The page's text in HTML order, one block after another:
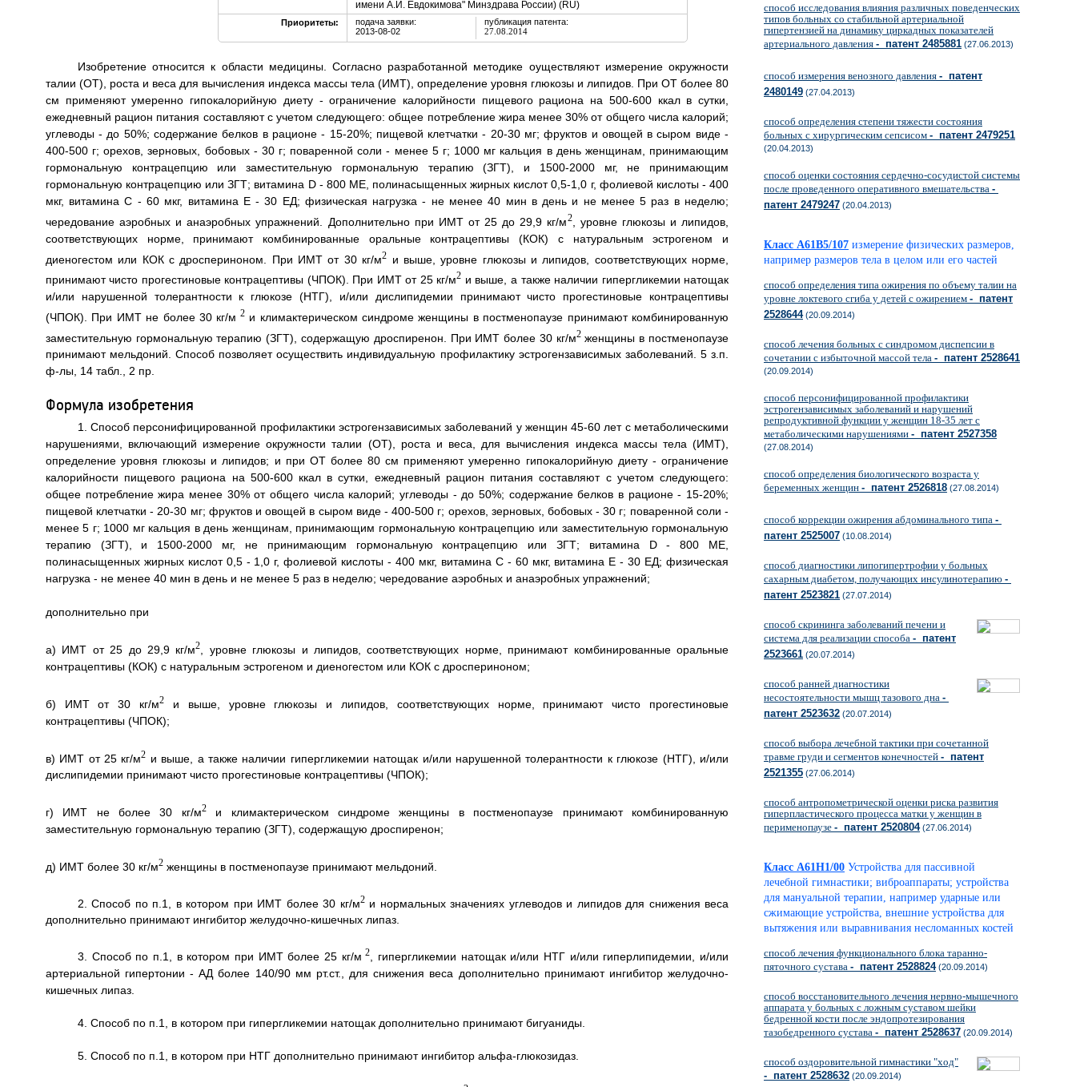
имени А.И. Евдокимова" Минздрава России) (RU)
Приоритеты:
подача заявки:
2013-08-02
публикация патента:
27.08.2014
Изобретение относится к области медицины. Согласно разработанной методике оуществляют измерение окружности
талии (ОТ), роста и веса для вычисления индекса массы тела (ИМТ), определение уровня глюкозы и липидов. При ОТ более 80
см применяют умеренно гипокалорийную диету - ограничение калорийности пищевого рациона на 500-600 ккал в сутки,
ежедневный рацион питания составляют с учетом следующего: общее потребление жира менее 30% от общего числа калорий;
углеводы - до 50%; содержание белков в рационе - 15-20%; пищевой клетчатки - 20-30 мг; фруктов и овощей в сыром виде -
400-500 г; орехов, зерновых, бобовых - 30 г; поваренной соли - менее 5 г; 1000 мг кальция в день женщинам, принимающим
гормональную контрацепцию или заместительную гормональную терапию (ЗГТ), и 1500-2000 мг, не принимающим
гормональную контрацепцию или ЗГТ; витамина D - 800 ME, полинасыщенных жирных кислот 0,5-1,0 г, фолиевой кислоты - 400
мкг, витамина С - 60 мкг, витамина Е - 30 ЕД; физическая нагрузка - не менее 40 мин в день и не менее 5 раз в неделю;
чередование аэробных и анаэробных упражнений. Дополнительно при ИМТ от 25 до 29,9 кг/м2, уровне глюкозы и липидов,
соответствующих норме, принимают комбинированные оральные контрацептивы (КОК) с натуральным эстрогеном и
диеногестом или КОК с дроспериноном. При ИМТ от 30 кг/м2
и выше, уровне глюкозы и липидов, соответствующих норме,
принимают чисто прогестиновые контрацептивы (ЧПОК). При ИМТ от 25 кг/м2 и выше, а также наличии гипергликемии натощак
и/или нарушенной толерантности к глюкозе (НТГ), и/или дислипидемии принимают чисто прогестиновые контрацептивы
(ЧПОК). При ИМТ не более 30 кг/м 2и климактерическом синдроме женщины в постменопаузе принимают комбинированную
заместительную гормональную терапию (ЗГТ), содержащую дроспиренон. При ИМТ более 30 кг/м2женщины в постменопаузе
принимают мельдоний. Способ позволяет осуществить индивидуальную профилактику эстрогензависимых заболеваний. 5 з.п.
ф-лы, 14 табл., 2 пр.
Формула изобретения
1. Способ персонифицированной профилактики эстрогензависимых заболеваний у женщин 45-60 лет с метаболическими
нарушениями, включающий измерение окружности талии (ОТ), роста и веса, для вычисления индекса массы тела (ИМТ),
определение уровня глюкозы и липидов; и при ОТ более 80 см применяют умеренно гипокалорийную диету - ограничение
калорийности пищевого рациона на 500-600 ккал в сутки, ежедневный рацион питания составляют с учетом следующего:
общее потребление жира менее 30% от общего числа калорий; углеводы - до 50%; содержание белков в рационе - 15-20%;
пищевой клетчатки - 20-30 мг; фруктов и овощей в сыром виде - 400-500 г; орехов, зерновых, бобовых - 30 г; поваренной соли -
менее 5 г; 1000 мг кальция в день женщинам, принимающим гормональную контрацепцию или заместительную гормональную
терапию (ЗГТ), и 1500-2000 мг, не принимающим гормональную контрацепцию или ЗГТ; витамина D - 800 ME,
полинасыщенных жирных кислот 0,5 - 1,0 г, фолиевой кислоты - 400 мкг, витамина С - 60 мкг, витамина Е - 30 ЕД; физическая
нагрузка - не менее 40 мин в день и не менее 5 раз в неделю; чередование аэробных и анаэробных упражнений;
дополнительно при
а) ИМТ от 25 до 29,9 кг/м2
, уровне глюкозы и липидов, соответствующих норме, принимают комбинированные оральные
контрацептивы (КОК) с натуральным эстрогеном и диеногестом или КОК с дроспериноном;
б) ИМТ от 30 кг/м2
и выше, уровне глюкозы и липидов, соответствующих норме, принимают чисто прогестиновые
контрацептивы (ЧПОК);
в) ИМТ от 25 кг/м2 и выше, а также наличии гипергликемии натощак и/или нарушенной толерантности к глюкозе (НТГ), и/или
дислипидемии принимают чисто прогестиновые контрацептивы (ЧПОК);
г) ИМТ не более 30 кг/м2и климактерическом синдроме женщины в постменопаузе принимают комбинированную
заместительную гормональную терапию (ЗГТ), содержащую дроспиренон;
д) ИМТ более 30 кг/м2женщины в постменопаузе принимают мельдоний.
2. Способ по п.1, в котором при ИМТ более 30 кг/м2и нормальных значениях углеводов и липидов для снижения веса
дополнительно принимают ингибитор желудочно-кишечных липаз.
3. Способ по п.1, в котором при ИМТ более 25 кг/м 2
, гипергликемии натощак и/или НТГ и/или гиперлипидемии, и/или
артериальной гипертонии - АД более 140/90 мм рт.ст., для снижения веса дополнительно принимают ингибитор желудочно-
кишечных липаз.
4. Способ по п.1, в котором при гипергликемии натощак дополнительно принимают бигуаниды.
5. Способ по п.1, в котором при НТГ дополнительно принимают ингибитор альфа-глюкозидаз.
способ исследования влияния различных поведенческих
типов больных со стабильной артериальной
гипертензией на динамику циркадных показателей
артериального давления - патент 2485881 (27.06.2013)
способ измерения венозного давления - патент
2480149 (27.04.2013)
способ определения степени тяжести состояния
больных с хирургическим сепсисом - патент 2479251
(20.04.2013)
способ оценки состояния сердечно-сосудистой системы
после проведенного оперативного вмешательства -
патент 2479247 (20.04.2013)
Класс A61B5/107 измерение физических размеров,
например размеров тела в целом или его частей
способ определения типа ожирения по объему талии на
уровне локтевого сгиба у детей с ожирением - патент
2528644(20.09.2014)
способ лечения больных с синдромом диспепсии в
сочетании с избыточной массой тела - патент 2528641
(20.09.2014)
способ персонифицированной профилактики
эстрогензависимых заболеваний и нарушений
репродуктивной функции у женщин 18-35 лет с
метаболическими нарушениями - патент 2527358
(27.08.2014)
способ определения биологического возраста у
беременных женщин - патент 2526818 (27.08.2014)
способ коррекции ожирения абдоминального типа -
патент 2525007 (10.08.2014)
способ диагностики липогипертрофии у больных
сахарным диабетом, получающих инсулинотерапию -
патент 2523821 (27.07.2014)
способ скрининга заболеваний печени и
система для реализации способа - патент
2523661 (20.07.2014)
способ ранней диагностики
несостоятельности мышц тазового дна -
патент 2523632 (20.07.2014)
способ выбора лечебной тактики при сочетанной
травме груди и сегментов конечностей - патент
2521355 (27.06.2014)
способ антропометрической оценки риска развития
гиперпластического процесса матки у женщин в
перименопаузе - патент 2520804(27.06.2014)
Класс A61H1/00 Устройства для пассивной
лечебной гимнастики; виброаппараты; устройства
для мануальной терапии, например ударные или
сжимающие устройства, внешние устройства для
вытяжения или выравнивания несломанных костей
способ лечения функционального блока таранно-
пяточного сустава - патент 2528824(20.09.2014)
способ восстановительного лечения нервно-мышечного
аппарата у больных с ложным суставом шейки
бедренной кости после эндопротезирования
тазобедренного сустава - патент 2528637 (20.09.2014)
способ оздоровительной гимнастики "ход"
- патент 2528632 (20.09.2014)